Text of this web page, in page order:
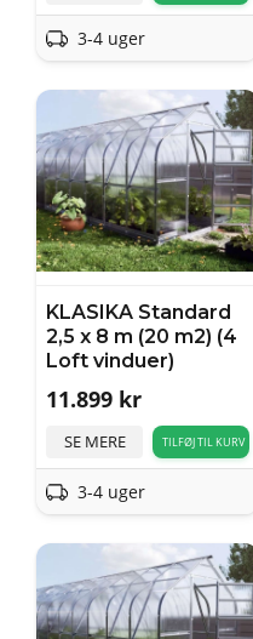
3-4 uger
KLASIKA Standard
2,5 x 8 m (20 m2) (4
Loft vinduer)
11.899 kr
SE MERE TILFØJ TIL KURV
3-4 uger